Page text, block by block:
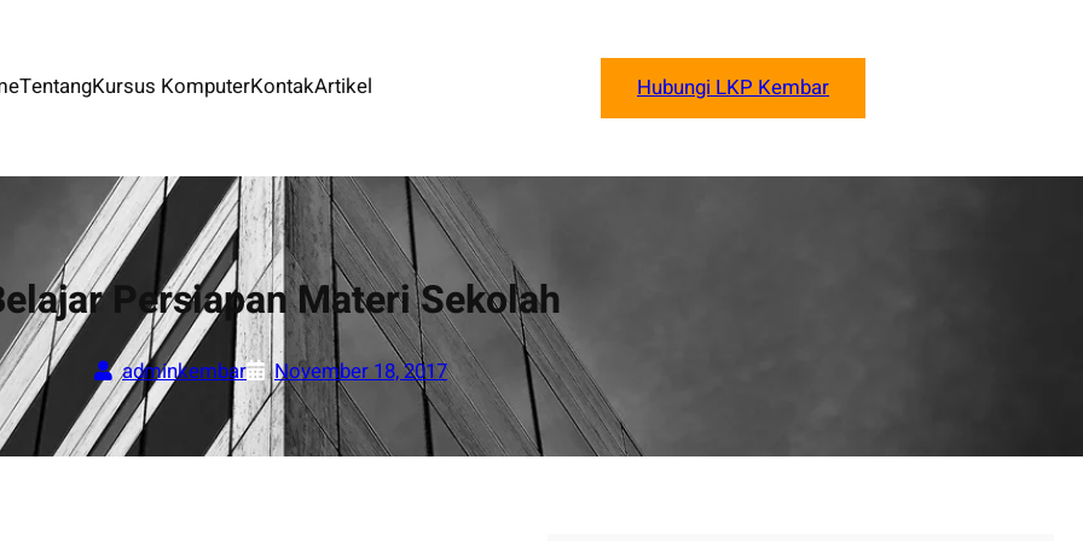
TentangKursus KomputerKontakArtikel Hubungi LKP Kembar
Persiapan Materi Sekolah
adminkembar November 18, 2017